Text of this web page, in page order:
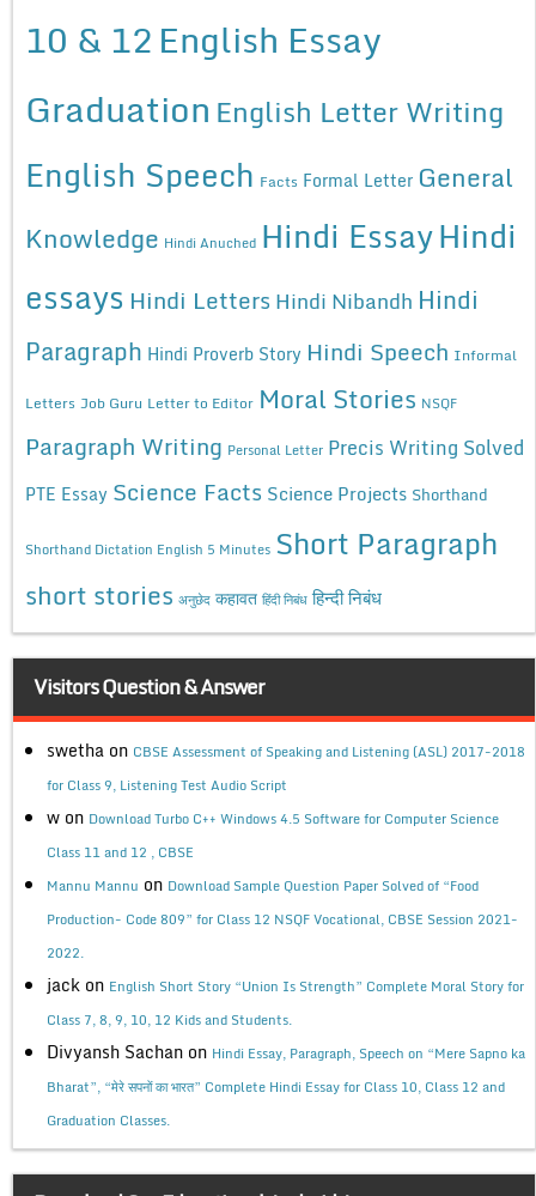
10 & 12English Essay
Graduation English Letter Writing
English Speech Facts Formal Letter General
Knowledge Hindi Anuched Hindi EssayHindi
essays Hindi Letters Hindi Nibandh Hindi
Paragraph Hindi Proverb Story Hindi Speech Informal
Letters Job Guru Letter to Editor Moral Stories NSQF
Paragraph Writing Personal Letter Precis Writing Solved
PTE Essay Science Facts Science Projects Shorthand
Shorthand Dictation English 5 Minutes Short Paragraph
short stories अनुछेद कहावत हिंदी निबंध हिन्दी निबंध
Visitors Question & Answer
swetha on CBSE Assessment of Speaking and Listening (ASL) 2017-2018
for Class 9, Listening Test Audio Script
w on Download Turbo C++ Windows 4.5 Software for Computer Science
Class 11 and 12 , CBSE
Mannu Mannu on Download Sample Question Paper Solved of “Food
Production- Code 809” for Class 12 NSQF Vocational, CBSE Session 2021-
2022.
jack on English Short Story “Union Is Strength” Complete Moral Story for
Class 7, 8, 9, 10, 12 Kids and Students.
Divyansh Sachan on Hindi Essay, Paragraph, Speech on “Mere Sapno ka
Bharat”, “मेरे सपनों का भारत” Complete Hindi Essay for Class 10, Class 12 and
Graduation Classes.